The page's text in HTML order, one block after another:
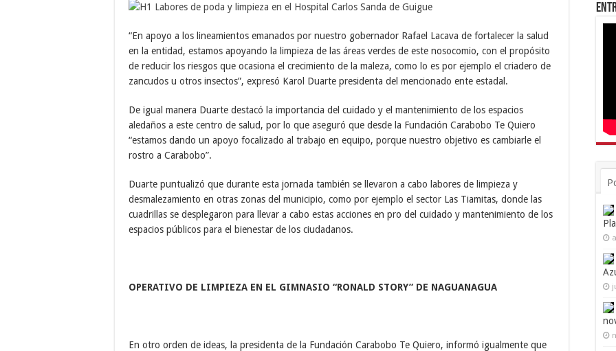
“En apoyo a los lineamientos emanados por nuestro gobernador Rafael Lacava de fortalecer la salud
en la entidad, estamos apoyando la limpieza de las áreas verdes de este nosocomio, con el propósito
de reducir los riesgos que ocasiona el crecimiento de la maleza, como lo es por ejemplo el criadero de
zancudos u otros insectos”, expresó Karol Duarte presidenta del mencionado ente estadal.
De igual manera Duarte destacó la importancia del cuidado y el mantenimiento de los espacios
aledaños a este centro de salud, por lo que aseguró que desde la Fundación Carabobo Te Quiero
“estamos dando un apoyo focalizado al trabajo en equipo, porque nuestro objetivo es cambiarle el
rostro a Carabobo”.
Duarte puntualizó que durante esta jornada también se llevaron a cabo labores de limpieza y
desmalezamiento en otras zonas del municipio, como por ejemplo el sector Las Tiamitas, donde las
cuadrillas se desplegaron para llevar a cabo estas acciones en pro del cuidado y mantenimiento de los
espacios públicos para el bienestar de los ciudadanos.
OPERATIVO DE LIMPIEZA EN EL GIMNASIO “RONALD STORY” DE NAGUANAGUA
En otro orden de ideas, la presidenta de la Fundación Carabobo Te Quiero, informó igualmente que